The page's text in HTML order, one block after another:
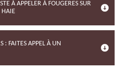
À APPELER À FOUGERES SUR
HAIE
: FAITES APPEL À UN